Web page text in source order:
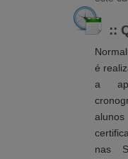
::
é
a
nas